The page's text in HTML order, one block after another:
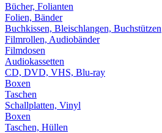
Bücher, Folianten
Folien, Bänder
Buchkissen, Bleischlangen, Buchstützen
Filmrollen, Audiobänder
Filmdosen
Audiokassetten
CD, DVD, VHS, Blu-ray
Boxen
Taschen
Schallplatten, Vinyl
Boxen
Taschen, Hüllen